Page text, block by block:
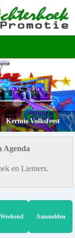
Kermis Volksfeest
Agenda
en Liemers.
Aanmelden